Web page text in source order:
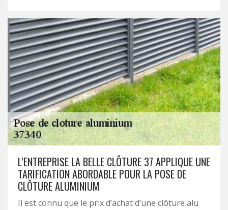
L’ENTREPRISE LA BELLE CLÔTURE 37 APPLIQUE UNE
TARIFICATION ABORDABLE POUR LA POSE DE
CLÔTURE ALUMINIUM
Il est connu que le prix d’achat d’une clôture alu